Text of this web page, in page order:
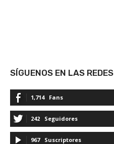
SÍGUENOS EN LAS REDES
1,714 Fans
242 Seguidores
967 Suscriptores